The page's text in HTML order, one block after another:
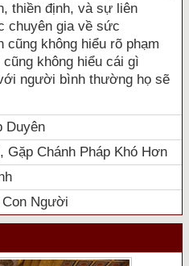
thiền định, và sự liên
chuyên gia về sức
cũng không hiểu rõ phạm
không hiểu cái gì
người bình thường họ sẽ
Duyên
Chánh Pháp Khó Hơn
Người